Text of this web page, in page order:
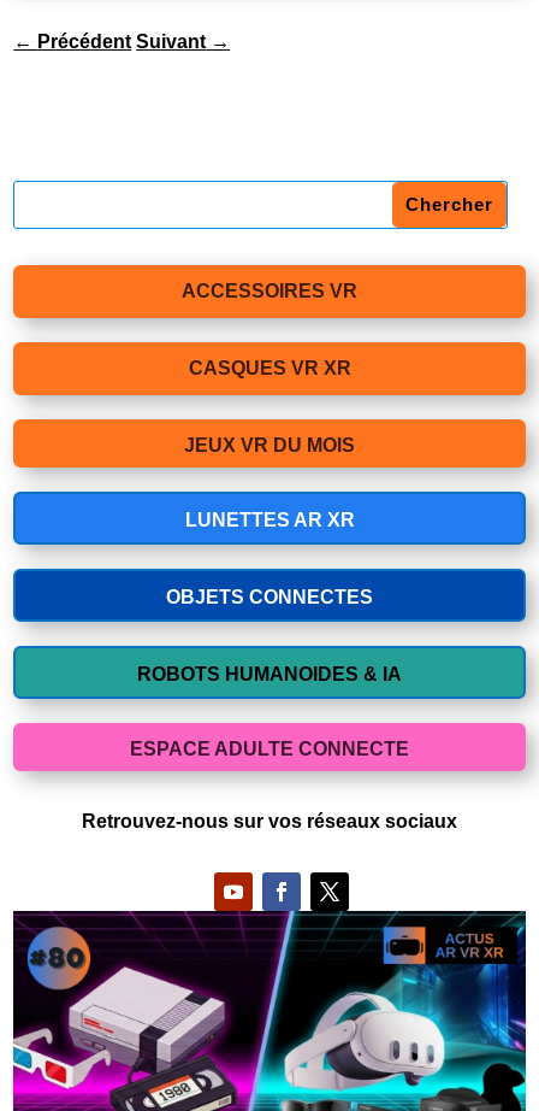
← Précédent Suivant →
ACCESSOIRES VR
CASQUES VR XR
JEUX VR DU MOIS
LUNETTES AR XR
OBJETS CONNECTES
ROBOTS HUMANOIDES & IA
ESPACE ADULTE CONNECTE
Retrouvez-nous sur vos réseaux sociaux